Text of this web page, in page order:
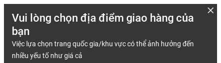
Vui lòng chọn địa điểm giao hàng của
bạn
Việc lựa chọn trang quốc gia/khu vực có thể ảnh hưởng đến
nhiều yếu tố như giá cả